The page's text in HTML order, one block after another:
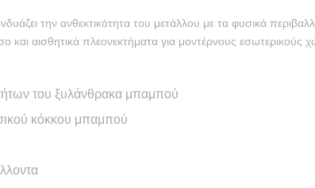
την ανθεκτικότητα του μετάλλου με τα φυσικά
και αισθητικά πλεονεκτήματα για μοντέρνους εσωτερικούς
του ξυλάνθρακα μπαμπού
κόκκου μπαμπού